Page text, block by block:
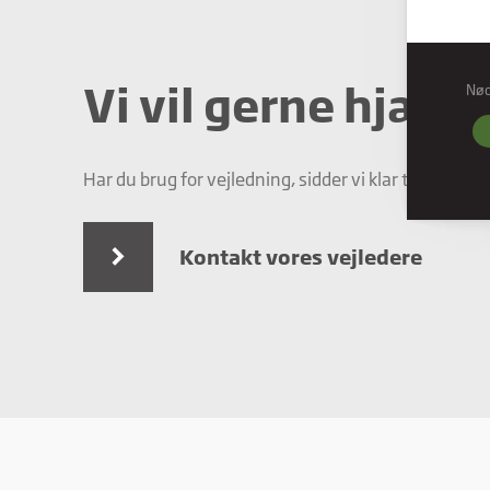
Vi vil gerne hjælpe
Har du brug for vejledning, sidder vi klar til at hjælpe.
Kontakt vores vejledere